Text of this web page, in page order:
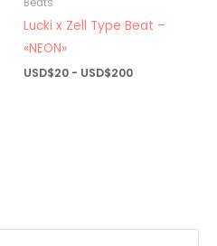
Lucki x Zell Type Beat –
«NEON»
USD$20 - USD$200Rango